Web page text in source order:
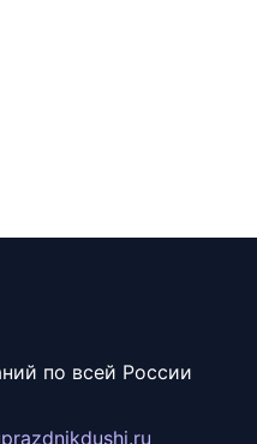
по всей России
prazdnikdushi.ru